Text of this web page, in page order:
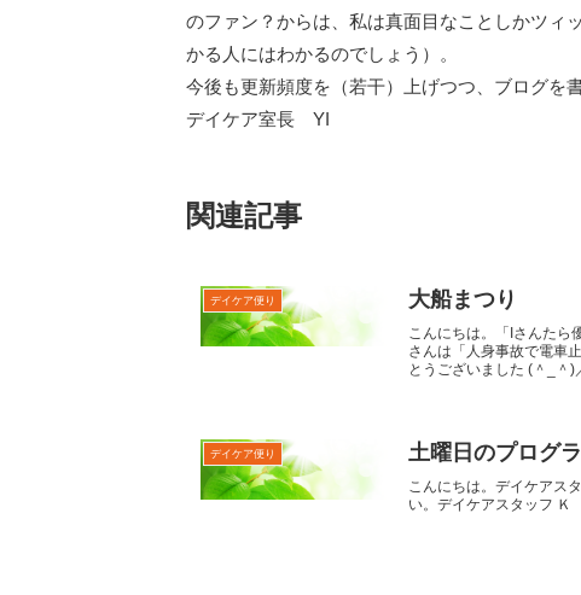
のファン？からは、私は真面目なことしかツィ
かる人にはわかるのでしょう）。
今後も更新頻度を（若干）上げつつ、ブログを
デイケア室長 YI
関連記事
デイケア便り 大船まつり
こんにちは。「Iさんたら
さんは「人身事故で電車
とうございました (＾_＾)
デイケア便り 土曜日のプログ
こんにちは。デイケアス
い。デイケアスタッフ Ｋ